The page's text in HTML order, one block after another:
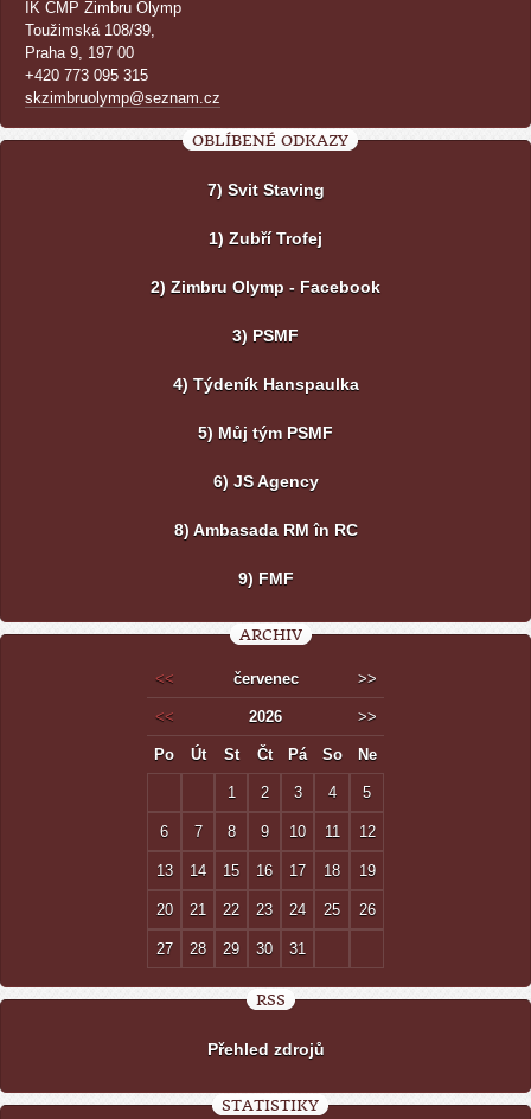
IK ČMP Zimbru Olymp
Toužimská 108/39,
Praha 9, 197 00
+420 773 095 315
skzimbruolymp@seznam.cz
OBLÍBENÉ ODKAZY
7) Svit Staving
1) Zubří Trofej
2) Zimbru Olymp - Facebook
3) PSMF
4) Týdeník Hanspaulka
5) Můj tým PSMF
6) JS Agency
8) Ambasada RM în RC
9) FMF
ARCHIV
<< červenec >>
<< 2026 >>
Po Út St Čt Pá So Ne
1 2 3 4 5
6 7 8 9 10 11 12
13 14 15 16 17 18 19
20 21 22 23 24 25 26
27 28 29 30 31
RSS
Přehled zdrojů
STATISTIKY